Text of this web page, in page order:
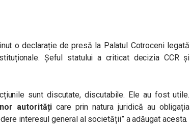
o declarație de presă la Palatul Cotroceni legată
Șeful statului a criticat decizia CCR și
sunt discutate, discutabile. Ele au fost utile.
autoritățicare prin natura juridică au obligația
interesul general al societății” a adăugat acesta.